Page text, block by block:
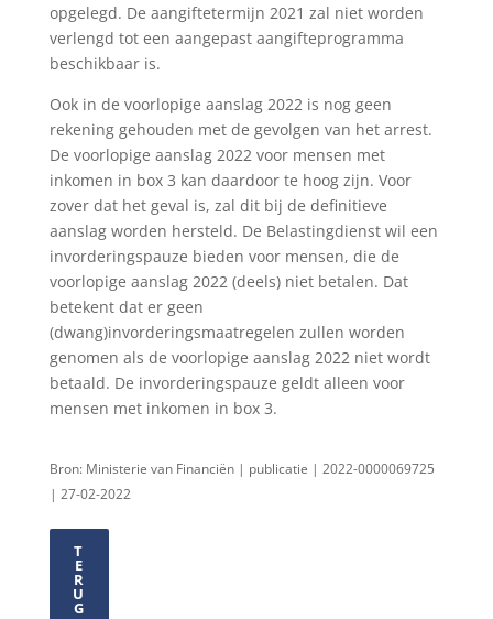
opgelegd. De aangiftetermijn 2021 zal niet worden
verlengd tot een aangepast aangifteprogramma
beschikbaar is.
Ook in de voorlopige aanslag 2022 is nog geen
rekening gehouden met de gevolgen van het arrest.
De voorlopige aanslag 2022 voor mensen met
inkomen in box 3 kan daardoor te hoog zijn. Voor
zover dat het geval is, zal dit bij de definitieve
aanslag worden hersteld. De Belastingdienst wil een
invorderingspauze bieden voor mensen, die de
voorlopige aanslag 2022 (deels) niet betalen. Dat
betekent dat er geen
(dwang)invorderingsmaatregelen zullen worden
genomen als de voorlopige aanslag 2022 niet wordt
betaald. De invorderingspauze geldt alleen voor
mensen met inkomen in box 3.
Bron: Ministerie van Financiën | publicatie | 2022-0000069725
| 27-02-2022
T
E
R
U
G